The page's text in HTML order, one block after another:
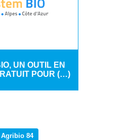
UN OUTIL EN
POUR (…)
Agribio 84